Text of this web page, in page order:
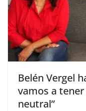
Belén Vergel
vamos a
neutral”